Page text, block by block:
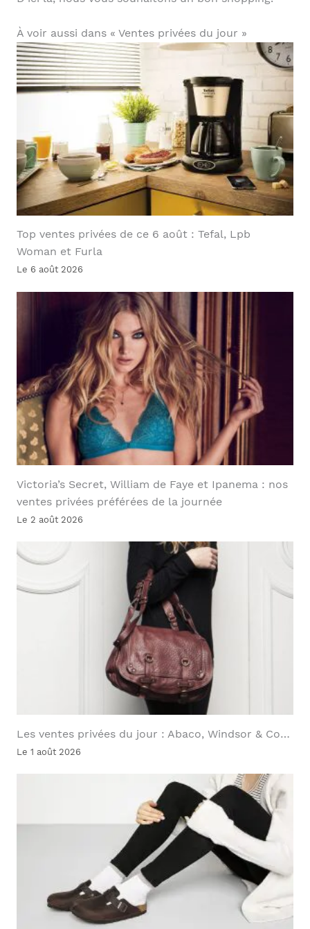
À voir aussi dans « Ventes privées du jour »
Top ventes privées de ce 6 août : Tefal, Lpb
Woman et Furla
Le 6 août 2026
Victoria’s Secret, William de Faye et Ipanema : nos
ventes privées préférées de la journée
Le 2 août 2026
Les ventes privées du jour : Abaco, Windsor & Co…
Le 1 août 2026